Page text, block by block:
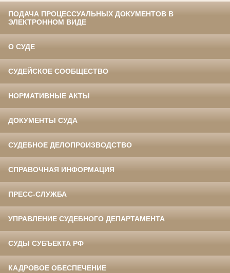
ПОДАЧА ПРОЦЕССУАЛЬНЫХ ДОКУМЕНТОВ В
ЭЛЕКТРОННОМ ВИДЕ
О СУДЕ
СУДЕЙСКОЕ СООБЩЕСТВО
НОРМАТИВНЫЕ АКТЫ
ДОКУМЕНТЫ СУДА
СУДЕБНОЕ ДЕЛОПРОИЗВОДСТВО
СПРАВОЧНАЯ ИНФОРМАЦИЯ
ПРЕСС-СЛУЖБА
УПРАВЛЕНИЕ СУДЕБНОГО ДЕПАРТАМЕНТА
СУДЫ СУБЪЕКТА РФ
КАДРОВОЕ ОБЕСПЕЧЕНИЕ